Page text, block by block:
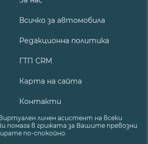
Всичко за автомобила
Редакционна политика
ГТП CRM
Карта на сайта
Контакти
личен асистент на всеки
помага в грижата за Вашите превозни
по-спокойно.